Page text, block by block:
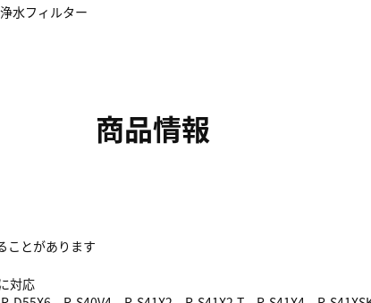
水フィルター
商品情報
ことがあります
対応